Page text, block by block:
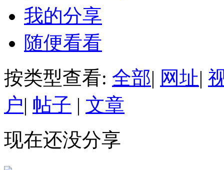
我的分享
随便看看
按类型查看: 全部| 网址|
户| 帖子 | 文章
现在还没分享